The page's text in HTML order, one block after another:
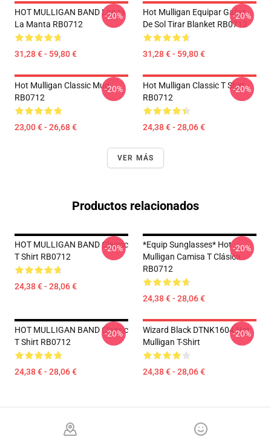
HOT MULLIGAN BAND Lanza
La Manta RB0712
31,28 € - 59,80 €
-20%
Hot Mulligan Equipar Gafas
De Sol Tirar Blanket RB0712
31,28 € - 59,80 €
-20%
Hot Mulligan Classic Mug
RB0712
23,00 € - 26,68 €
-20%
Hot Mulligan Classic T Shirt
RB0712
24,38 € - 28,06 €
-20%
VER MÁS
Productos relacionados
HOT MULLIGAN BAND Classic
T Shirt RB0712
24,38 € - 28,06 €
-20%
*equip Sunglasses* Hot
Mulligan Camisa T Clásica
RB0712
24,38 € - 28,06 €
-20%
HOT MULLIGAN BAND Classic
T Shirt RB0712
24,38 € - 28,06 €
-20%
Wizard Black DTNK1604 Hot
Mulligan T-Shirt
24,38 € - 28,06 €
-20%